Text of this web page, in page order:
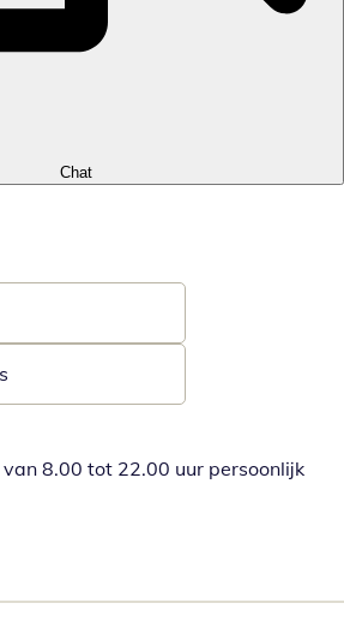
Chat
8.00 tot 22.00 uur persoonlijk